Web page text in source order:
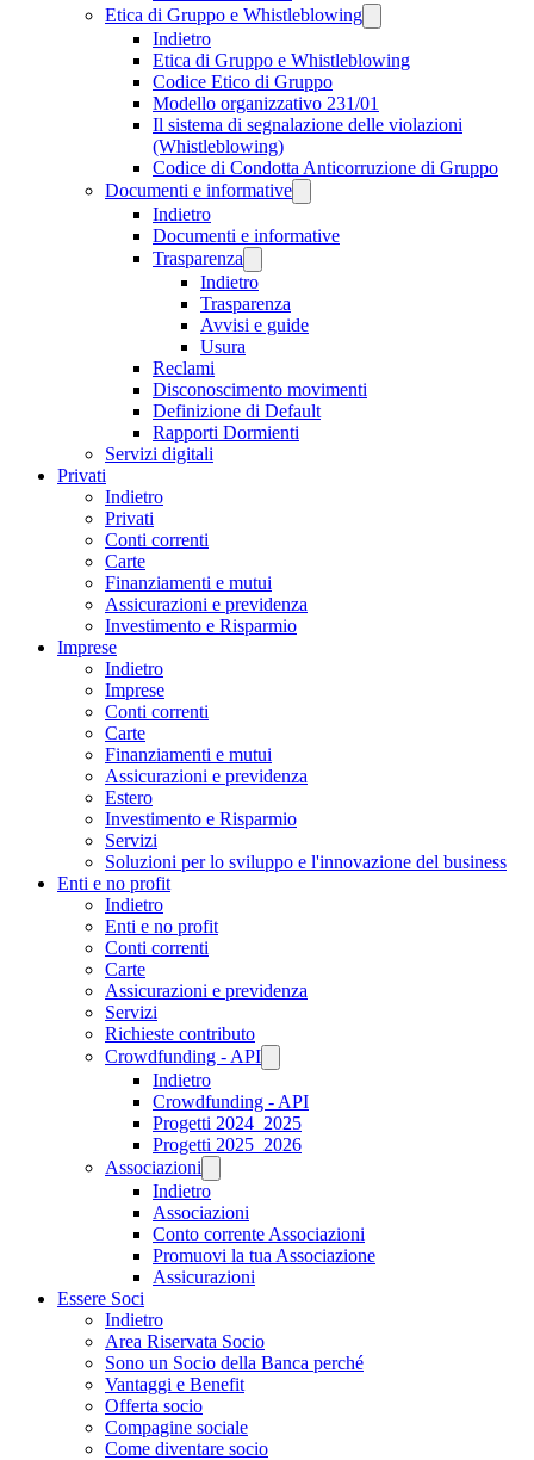
Etica di Gruppo e Whistleblowing
Indietro
Etica di Gruppo e Whistleblowing
Codice Etico di Gruppo
Modello organizzativo 231/01
Il sistema di segnalazione delle violazioni
(Whistleblowing)
Codice di Condotta Anticorruzione di Gruppo
Documenti e informative
Indietro
Documenti e informative
Trasparenza
Indietro
Trasparenza
Avvisi e guide
Usura
Reclami
Disconoscimento movimenti
Definizione di Default
Rapporti Dormienti
Servizi digitali
Privati
Indietro
Privati
Conti correnti
Carte
Finanziamenti e mutui
Assicurazioni e previdenza
Investimento e Risparmio
Imprese
Indietro
Imprese
Conti correnti
Carte
Finanziamenti e mutui
Assicurazioni e previdenza
Estero
Investimento e Risparmio
Servizi
Soluzioni per lo sviluppo e l'innovazione del business
Enti e no profit
Indietro
Enti e no profit
Conti correnti
Carte
Assicurazioni e previdenza
Servizi
Richieste contributo
Crowdfunding - API
Indietro
Crowdfunding - API
Progetti 2024_2025
Progetti 2025_2026
Associazioni
Indietro
Associazioni
Conto corrente Associazioni
Promuovi la tua Associazione
Assicurazioni
Essere Soci
Indietro
Area Riservata Socio
Sono un Socio della Banca perché
Vantaggi e Benefit
Offerta socio
Compagine sociale
Come diventare socio